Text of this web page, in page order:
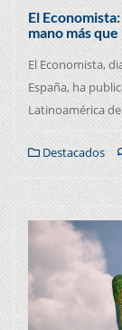
El
mano más que
El Economista,
España, ha
Latinoamérica
Destacados